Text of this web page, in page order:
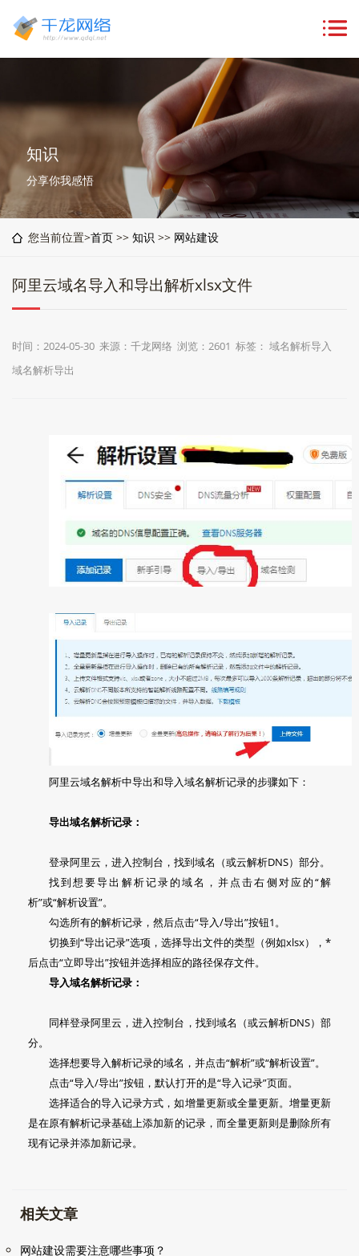
知识
分享你我感悟
您当前位置>首页 >> 知识 >> 网站建设
阿里云域名导入和导出解析xlsx文件
时间：2024-05-30 来源：千龙网络 浏览：2601 标签： 域名解析导入
域名解析导出
阿里云域名解析中导出和导入域名解析记录的步骤如下：
导出域名解析记录：
登录阿里云，进入控制台，找到域名（或云解析DNS）部分。
找到想要导出解析记录的域名，并点击右侧对应的“解
析”或“解析设置”。
勾选所有的解析记录，然后点击“导入/导出”按钮1。
切换到“导出记录”选项，选择导出文件的类型（例如xlsx），*
后点击“立即导出”按钮并选择相应的路径保存文件。
导入域名解析记录：
同样登录阿里云，进入控制台，找到域名（或云解析DNS）部
分。
选择想要导入解析记录的域名，并点击“解析”或“解析设置”。
点击“导入/导出”按钮，默认打开的是“导入记录”页面。
选择适合的导入记录方式，如增量更新或全量更新。增量更新
是在原有解析记录基础上添加新的记录，而全量更新则是删除所有
现有记录并添加新记录。
相关文章
网站建设需要注意哪些事项？